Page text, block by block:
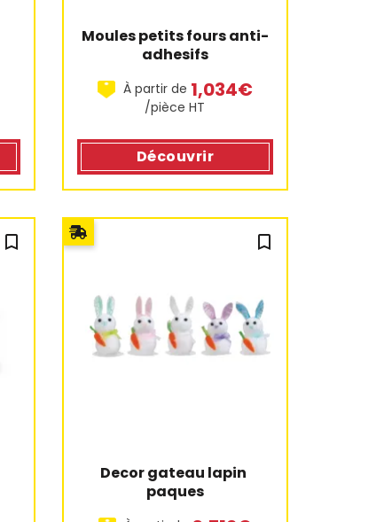
1 avis
Moules petits fours anti-
adhesifs
À partir de 1,034€
/pièce HT
Découvrir
bookmark_outline bookmark_outline
Decor gateau lapin
paques